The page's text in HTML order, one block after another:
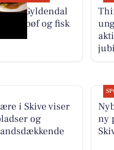
Gyldendal
frisk bøf og fisk
i Skive viser
og
ny